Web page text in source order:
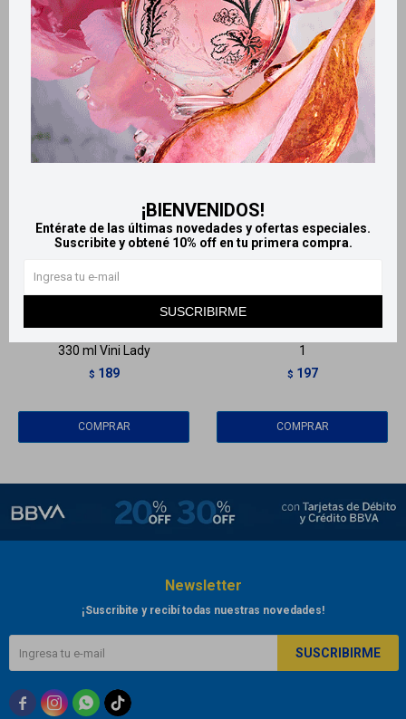
¡BIENVENIDOS!
Entérate de las últimas novedades y ofertas especiales.
Suscribite y obtené 10% off en tu primera compra.
SUSCRIBIRME
Shampoo Magia de Unicornio
330 ml Vini Lady
$ 189
Shampoo Biokur 240 ml - 2 en
1
$ 197
Newsletter
¡Suscribite y recibí todas nuestras novedades!
SUSCRIBIRME
  